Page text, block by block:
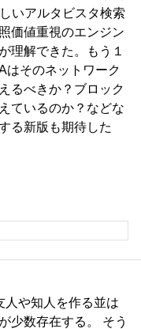
いアルタビスタ検索
価値重視のエンジン
理解できた。もう１
はそのネットワーク
るべきか？ブロック
ているのか？などな
る新版も期待した
人や知人を作る並は
少数存在する。 そう